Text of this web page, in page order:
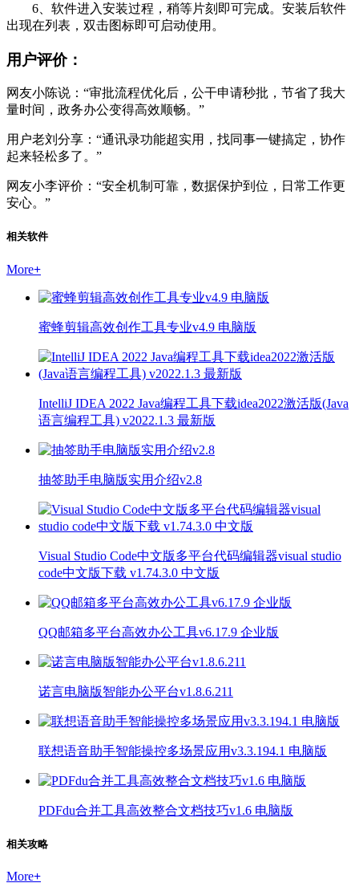
6、软件进入安装过程，稍等片刻即可完成。安装后软件
出现在列表，双击图标即可启动使用。
用户评价：
网友小陈说：“审批流程优化后，公干申请秒批，节省了我大
量时间，政务办公变得高效顺畅。”
用户老刘分享：“通讯录功能超实用，找同事一键搞定，协作
起来轻松多了。”
网友小李评价：“安全机制可靠，数据保护到位，日常工作更
安心。”
相关软件
More+
蜜蜂剪辑高效创作工具专业v4.9 电脑版
IntelliJ IDEA 2022 Java编程工具下载idea2022激活版(Java
语言编程工具) v2022.1.3 最新版
抽签助手电脑版实用介绍v2.8
Visual Studio Code中文版多平台代码编辑器visual studio
code中文版下载 v1.74.3.0 中文版
QQ邮箱多平台高效办公工具v6.17.9 企业版
诺言电脑版智能办公平台v1.8.6.211
联想语音助手智能操控多场景应用v3.3.194.1 电脑版
PDFdu合并工具高效整合文档技巧v1.6 电脑版
相关攻略
More+